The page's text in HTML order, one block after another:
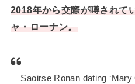
2018年から交際が噂されて
ャ・ローナン。
Saoirse Ronan dating